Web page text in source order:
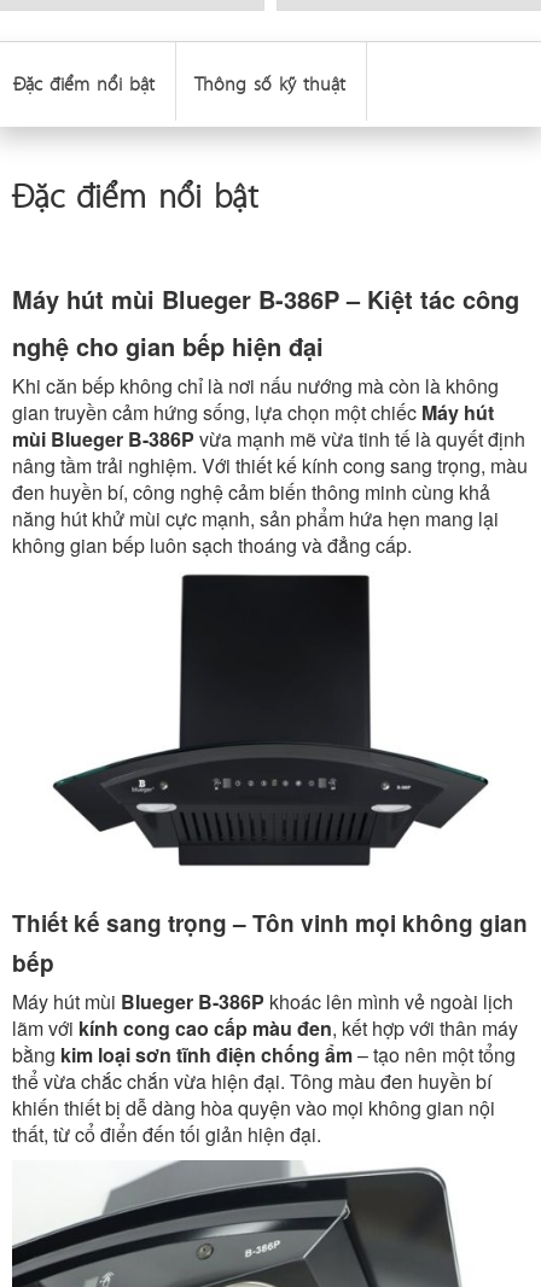
Đặc điểm nổi bật Thông số kỹ thuật
Đặc điểm nổi bật
Máy hút mùi Blueger B-386P – Kiệt tác công
nghệ cho gian bếp hiện đại
Khi căn bếp không chỉ là nơi nấu nướng mà còn là không
gian truyền cảm hứng sống, lựa chọn một chiếc Máy hút
mùi Blueger B-386P vừa mạnh mẽ vừa tinh tế là quyết định
nâng tầm trải nghiệm. Với thiết kế kính cong sang trọng, màu
đen huyền bí, công nghệ cảm biến thông minh cùng khả
năng hút khử mùi cực mạnh, sản phẩm hứa hẹn mang lại
không gian bếp luôn sạch thoáng và đẳng cấp.
Thiết kế sang trọng – Tôn vinh mọi không gian
bếp
Máy hút mùi Blueger B-386P khoác lên mình vẻ ngoài lịch
lãm với kính cong cao cấp màu đen, kết hợp với thân máy
bằng kim loại sơn tĩnh điện chống ẩm– tạo nên một tổng
thể vừa chắc chắn vừa hiện đại. Tông màu đen huyền bí
khiến thiết bị dễ dàng hòa quyện vào mọi không gian nội
thất, từ cổ điển đến tối giản hiện đại.